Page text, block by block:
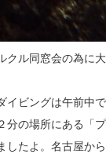
クル同窓会の為に
ビングは午前中で
分の場所にある「
したよ。名古屋か